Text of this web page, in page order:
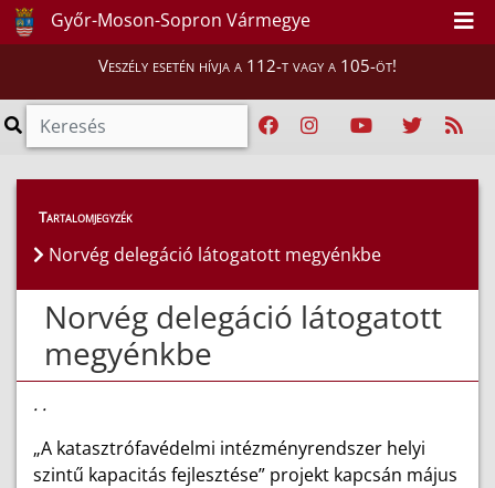
Győr-Moson-Sopron Vármegye
Veszély esetén hívja a 112-t vagy a 105-öt!
Híreink > Hírek
Tartalomjegyzék
Norvég delegáció látogatott megyénkbe
Norvég delegáció látogatott
megyénkbe
. .
„A katasztrófavédelmi intézményrendszer helyi
szintű kapacitás fejlesztése” projekt kapcsán május